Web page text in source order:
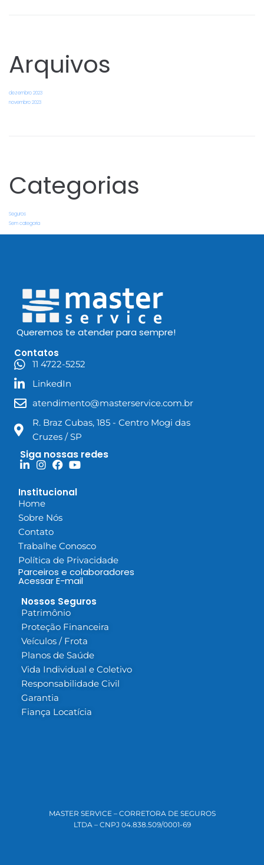
Arquivos
dezembro 2023
novembro 2023
Categorias
Seguros
Sem categoria
Queremos te atender para sempre!
Contatos
11 4722-5252
LinkedIn
atendimento@masterservice.com.br
R. Braz Cubas, 185 - Centro Mogi das
Cruzes / SP
Siga nossas redes
Institucional
Home
Sobre Nós
Contato
Trabalhe Conosco
Política de Privacidade
Parceiros e colaboradores
Acessar E-mail
Nossos Seguros
Patrimônio
Proteção Financeira
Veículos / Frota
Planos de Saúde
Vida Individual e Coletivo
Responsabilidade Civil
Garantia
Fiança Locatícia
MASTER SERVICE – CORRETORA DE SEGUROS
LTDA – CNPJ 04.838.509/0001-69